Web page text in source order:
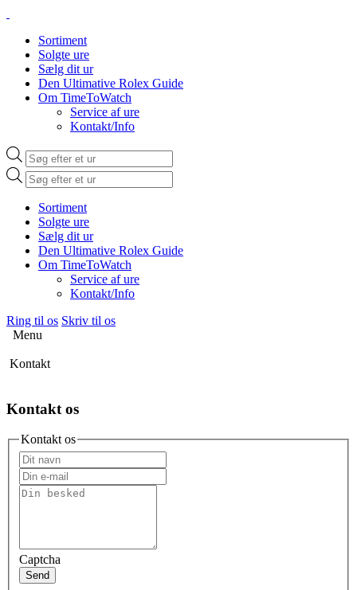
Sortiment
Solgte ure
Sælg dit ur
Den Ultimative Rolex Guide
Om TimeToWatch
Service af ure
Kontakt/Info
Products
search
Products
search
Sortiment
Solgte ure
Sælg dit ur
Den Ultimative Rolex Guide
Om TimeToWatch
Service af ure
Kontakt/Info
Ring til os Skriv til os
Menu
Kontakt
Kontakt os
Kontakt os
Captcha
Send